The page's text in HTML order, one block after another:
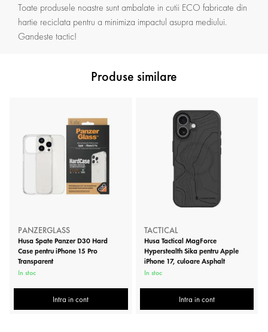
Toate produsele noastre sunt ambalate in cutii ECO fabricate din
hartie reciclata pentru a minimiza impactul asupra mediului.
Gandeste tactic!
Produse similare
PANZERGLASS
Husa Spate Panzer D30 Hard
Case pentru iPhone 15 Pro
Transparent
In stoc
Intra in cont
TACTICAL
Husa Tactical MagForce
Hyperstealth Sika pentru Apple
iPhone 17, culoare Asphalt
In stoc
Intra in cont